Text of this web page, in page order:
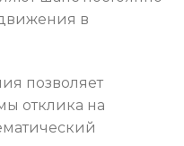
в
позволяет
отклика на